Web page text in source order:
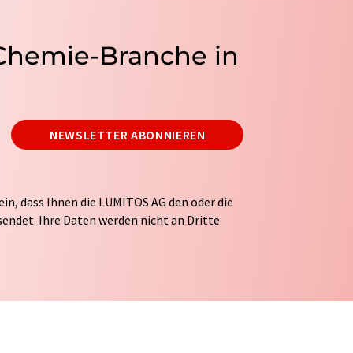
Branche in
NEWSLETTER ABONNIEREN
dass Ihnen die LUMITOS AG den oder die
Ihre Daten werden nicht an Dritte
Ihrer Daten durch die LUMITOS AG erfolgt